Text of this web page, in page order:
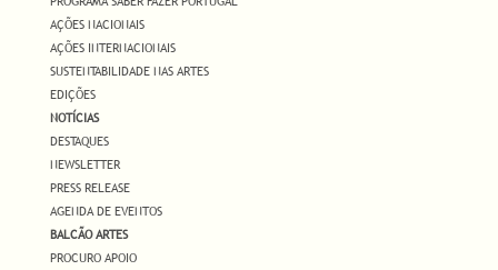
AÇÕES NACIONAIS
AÇÕES INTERNACIONAIS
SUSTENTABILIDADE NAS ARTES
EDIÇÕES
NOTÍCIAS
DESTAQUES
NEWSLETTER
PRESS RELEASE
AGENDA DE EVENTOS
BALCÃO ARTES
PROCURO APOIO